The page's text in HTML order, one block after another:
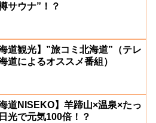
サウナ”！？
海道観光】”旅コミ北海道”（テレ
道によるオススメ番組）
海道NISEKO】羊蹄山×温泉×たっ
光で元気100倍！？